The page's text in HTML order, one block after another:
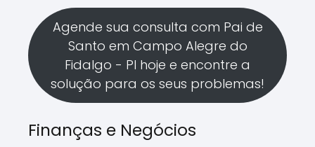
Agende sua consulta com Pai de
Santo em Campo Alegre do
Fidalgo - PI hoje e encontre a
solução para os seus problemas!
Finanças e Negócios